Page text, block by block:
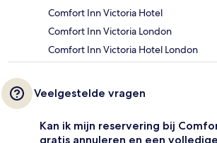
Comfort Inn Victoria Hotel
Comfort Inn Victoria London
Comfort Inn Victoria Hotel London
Veelgestelde vragen
Kan ik mijn reservering bij
gratis annuleren en een